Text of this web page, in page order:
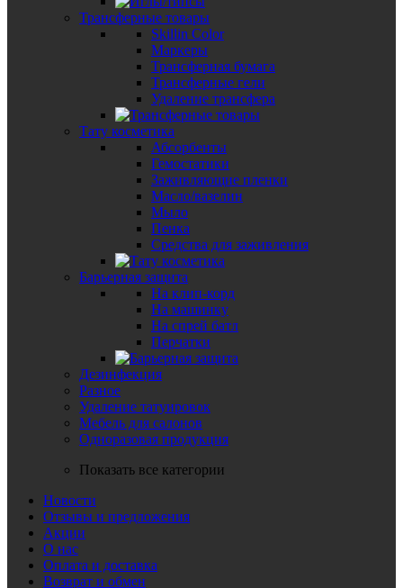
Трансферные товары
Skillin Color
Маркеры
Трансферная бумага
Трансферные гели
Удаление трансфера
Тату косметика
Абсорбенты
Гемостатики
Заживляющие пленки
Масло/вазелин
Мыло
Пенка
Средства для заживления
Барьерная защита
На клип-корд
На машинку
На спрей батл
Перчатки
Дезинфекция
Разное
Удаление татуировок
Мебель для салонов
Одноразовая продукция
Показать все категории
Новости
Отзывы и предложения
Акции
О нас
Оплата и доставка
Возврат и обмен